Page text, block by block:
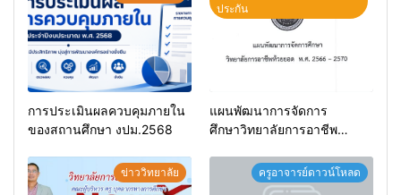
การประเมินผลควบคุมภายใน
ของสถานศึกษา งปม.2568
ประกัน
แผนพัฒนาการจัดการ
ศึกษาวิทยาลัยการอาชีพ
ข่าววิทยาลัย ครูอาจารย์ดาวน์โหลด